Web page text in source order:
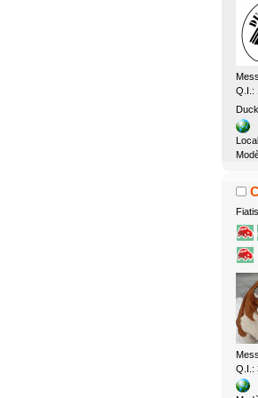
Q.I.:
Q.I.: